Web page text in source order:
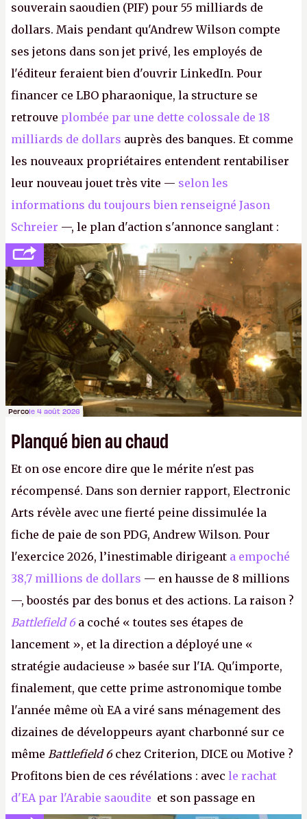
souverain saoudien (PIF) pour 55 milliards de
dollars. Mais pendant qu'Andrew Wilson compte
ses jetons dans son jet privé, les employés de
l'éditeur feraient bien d'ouvrir LinkedIn. Pour
financer ce LBO pharaonique, la structure se
retrouve plombée par une dette colossale de 18
milliards de dollars auprès des banques. Et comme
les nouveaux propriétaires entendent rentabiliser
leur nouveau jouet très vite — selon les
informations du toujours bien renseigné Jason
Schreier —, le plan d'action s'annonce sanglant :
réductions de coûts drastiques, fermetures de
studios et licenciements massifs. En gros, essorer
FCetBattlefield, puis virer le reste.P.
Percole 4 août 2026
Planqué bien au chaud
Et on ose encore dire que le mérite n'est pas
récompensé. Dans son dernier rapport, Electronic
Arts révèle avec une fierté peine dissimulée la
fiche de paie de son PDG, Andrew Wilson. Pour
l'exercice 2026, l’inestimable dirigeant a empoché
38,7 millions de dollars — en hausse de 8 millions
—, boostés par des bonus et des actions. La raison ?
Battlefield 6 a coché « toutes ses étapes de
lancement », et la direction a déployé une «
stratégie audacieuse » basée sur l'IA. Qu'importe,
finalement, que cette prime astronomique tombe
l'année même où EA a viré sans ménagement des
dizaines de développeurs ayant charbonné sur ce
même Battlefield 6chez Criterion, DICE ou Motive ?
Profitons bien de ces révélations : avec le rachat
d'EA par l'Arabie saoudite et son passage en